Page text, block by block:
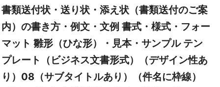
書類送付状・送り状・添え状（書類送付のご案
内）の書き方・例文・文例 書式・様式・フォー
マット 雛形（ひな形）・見本・サンプル テン
プレート（ビジネス文書形式）（デザイン性あ
り）08（サブタイトルあり）（件名に枠線）